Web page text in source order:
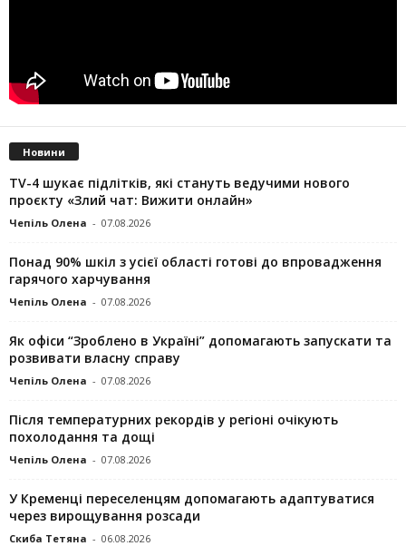
Новини
TV-4 шукає підлітків, які стануть ведучими нового
проєкту «Злий чат: Вижити онлайн»
Чепіль Олена - 07.08.2026
Понад 90% шкіл з усієї області готові до впровадження
гарячого харчування
Чепіль Олена - 07.08.2026
Як офіси “Зроблено в Україні” допомагають запускaти та
розвивати власну справу
Чепіль Олена - 07.08.2026
Після температурних рекордів у регіоні очікують
похолодання та дощі
Чепіль Олена - 07.08.2026
У Кременці переселенцям допомагають адаптуватися
через вирощування розсади
Скиба Тетяна - 06.08.2026